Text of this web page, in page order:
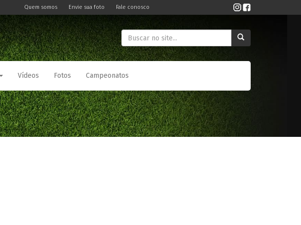
Quem somos Envie sua foto Fale conosco
Vídeos Fotos Campeonatos